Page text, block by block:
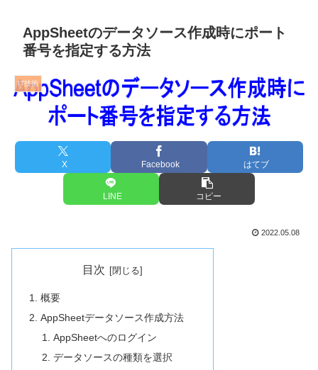
AppSheetのデータソース作成時にポート
番号を指定する方法
IT技術
X Facebook はてブ
LINE コピー
2022.05.08
目次
概要
AppSheetデータソース作成方法
AppSheetへのログイン
データソースの種類を選択